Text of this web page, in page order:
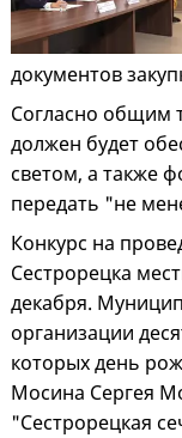
документов
Согласно общим
должен будет
светом, а также
передать "не
Конкурс на
Сестрорецка
декабря.
организации
которых день
Мосина Сергея
"Сестрорецкая